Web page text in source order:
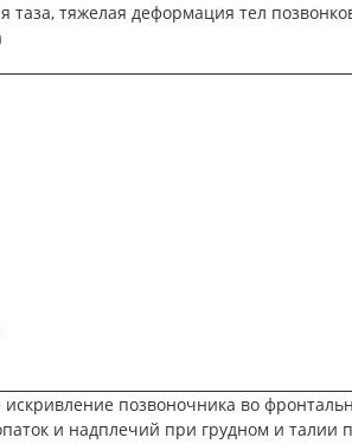
тяжелая деформация тел
позвоночника во
и надплечий при грудном и талии